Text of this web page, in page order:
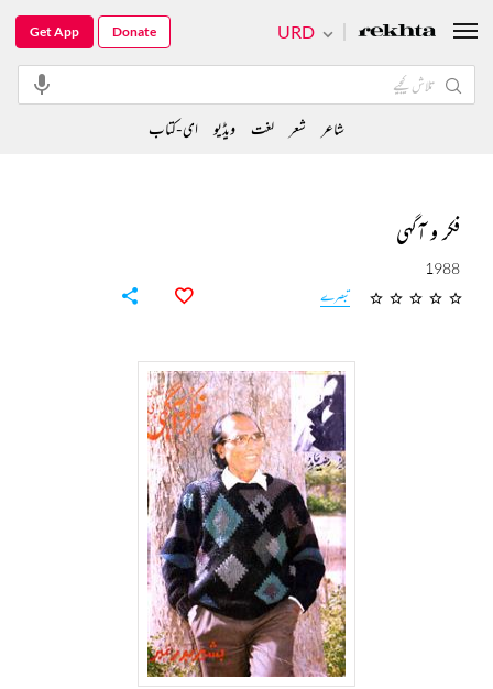
فکر و آگہی
1988
تبصرے
URD
Get App Donate
شاعر شعر لغت ویڈیو ای-کتاب